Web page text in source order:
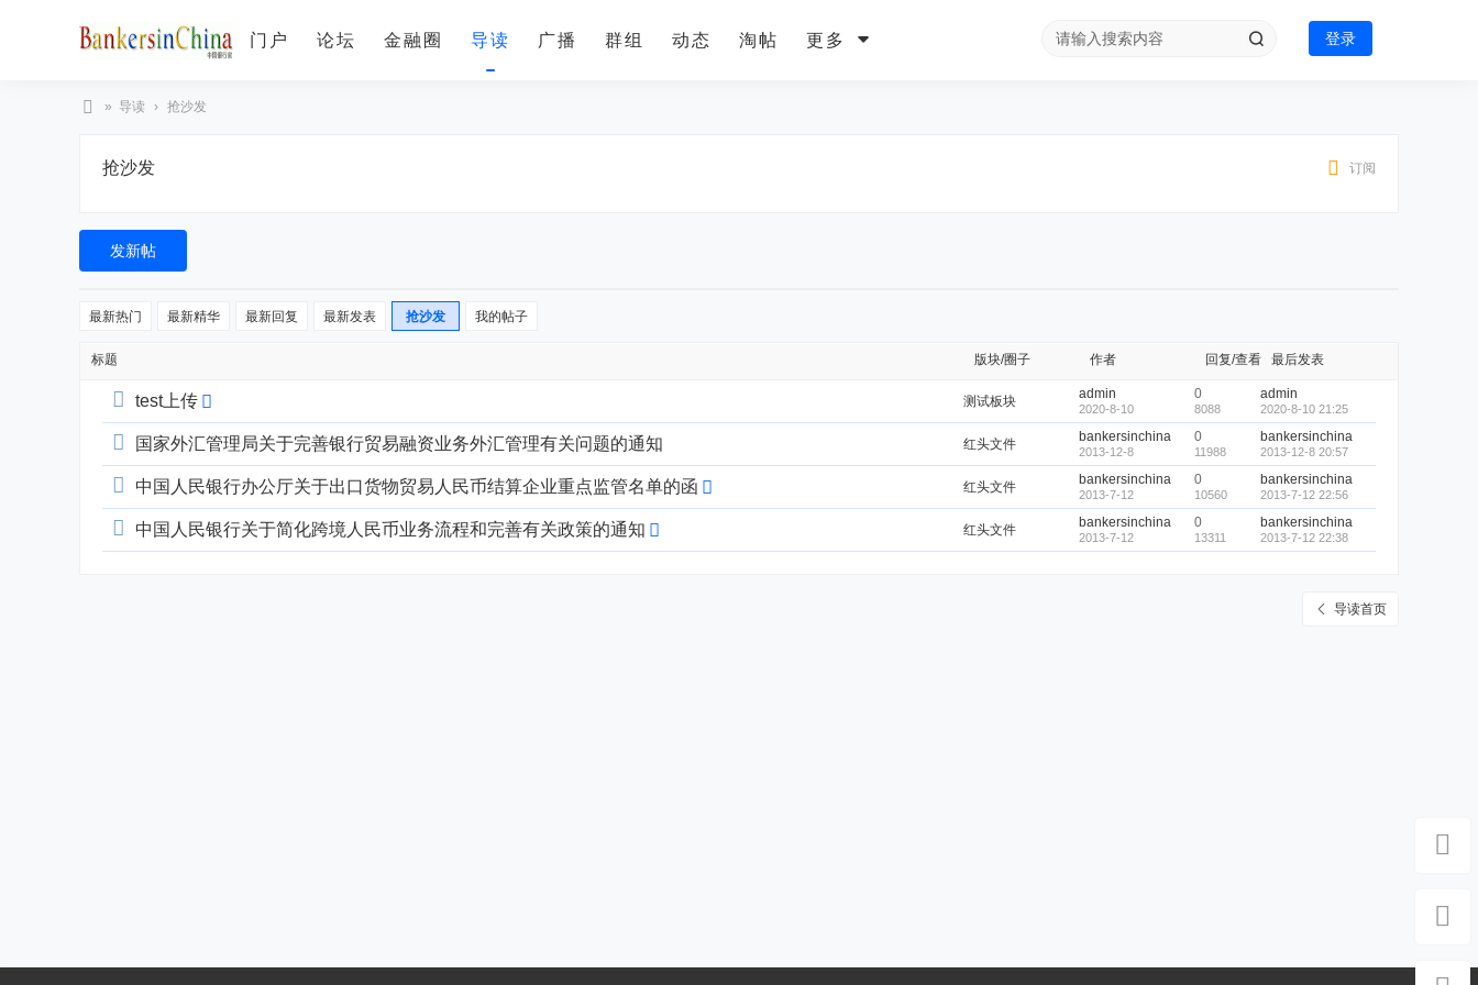
门户 论坛 金融圈 导读 广播 群组 动态 淘帖 更多 登录
rs
in
na
» 导读 › 抢沙发
订阅
抢沙发
发新帖
最新热门 最新精华 最新回复 最新发表 抢沙发 我的帖子
标题 版块/圈子 作者 回复/查看 最后发表
test上传 测试板块 admin
2020-8-10
0
8088
admin
2020-8-10 21:25
国家外汇管理局关于完善银行贸易融资业务外汇管理有关问题的通知 红头文件 bankersinchina
2013-12-8
0
11988
bankersinchina
2013-12-8 20:57
中国人民银行办公厅关于出口货物贸易人民币结算企业重点监管名单的函 红头文件 bankersinchina
2013-7-12
0
10560
bankersinchina
2013-7-12 22:56
中国人民银行关于简化跨境人民币业务流程和完善有关政策的通知 红头文件 bankersinchina
2013-7-12
0
13311
bankersinchina
2013-7-12 22:38
导读首页